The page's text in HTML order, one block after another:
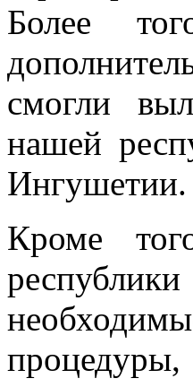
Более
смогли
нашей
Ингушетии.
Кроме